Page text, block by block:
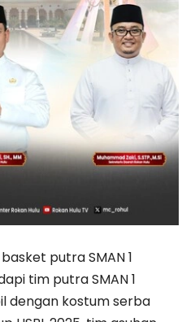
putra SMAN 1
tim putra SMAN 1
dengan kostum serba